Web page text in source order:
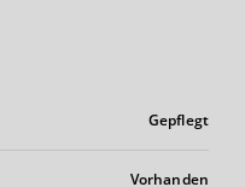
Gepflegt
Vorhanden